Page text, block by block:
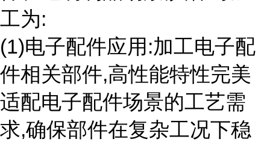
工为:
(1)电子配件应用:加工电子配
件相关部件,高性能特性完美
适配电子配件场景的工艺需
求,确保部件在复杂工况下稳